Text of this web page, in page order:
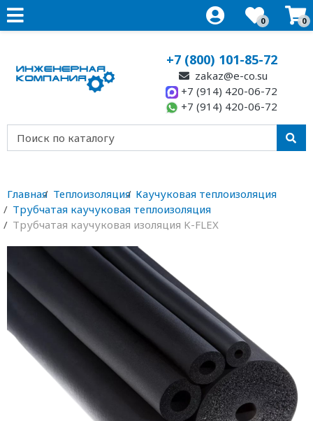
0 0
+7 (800) 101-85-72
zakaz@e-co.su
+7 (914) 420-06-72
+7 (914) 420-06-72
Главная Теплоизоляция Каучуковая теплоизоляция
Трубчатая каучуковая теплоизоляция
Трубчатая каучуковая изоляция K-FLEX